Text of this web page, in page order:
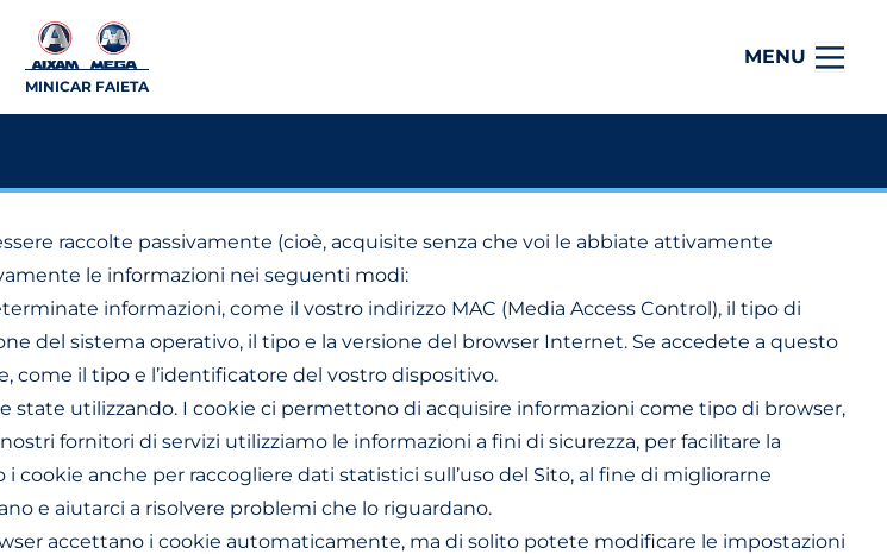
MINICAR FAIETA
MENU
raccolte passivamente (cioè, acquisite senza che voi le abbiate attivamente
le informazioni nei seguenti modi:
informazioni, come il vostro indirizzo MAC (Media Access Control), il tipo di
del sistema operativo, il tipo e la versione del browser Internet. Se accedete a questo
come il tipo e l’identificatore del vostro dispositivo.
utilizzando. I cookie ci permettono di acquisire informazioni come tipo di browser,
fornitori di servizi utilizziamo le informazioni a fini di sicurezza, per facilitare la
anche per raccogliere dati statistici sull’uso del Sito, al fine di migliorarne
e aiutarci a risolvere problemi che lo riguardano.
accettano i cookie automaticamente, ma di solito potete modificare le impostazioni